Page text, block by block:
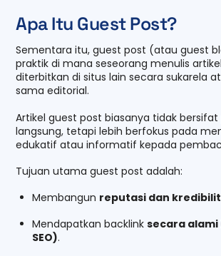
Apa Itu Guest Post?
Sementara itu, guest post (atau guest
praktik di mana seseorang menulis
diterbitkan di situs lain secara sukarela
sama editorial.
Artikel guest post biasanya tidak bersifat
langsung, tetapi lebih berfokus pada
edukatif atau informatif kepada
Tujuan utama guest post adalah:
Membangun reputasi dan
Mendapatkan backlink secara
SEO).